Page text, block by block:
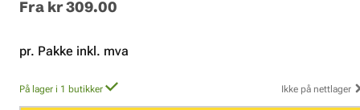
Fra kr 309.00
pr. Pakke inkl. mva
På lager i 1 butikker Ikke på nettlager